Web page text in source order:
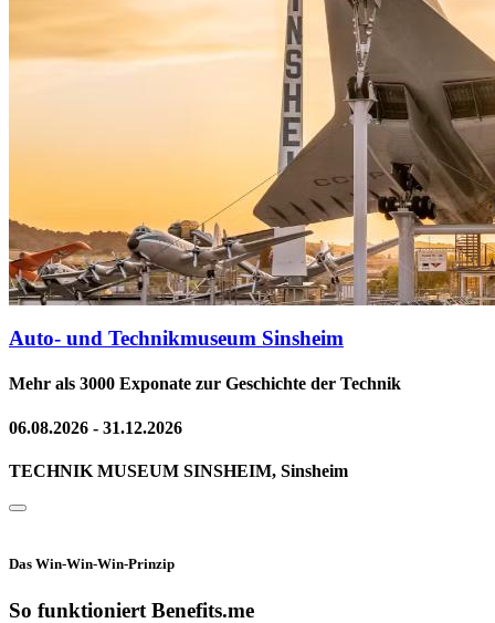
Auto- und Technikmuseum Sinsheim
Mehr als 3000 Exponate zur Geschichte der Technik
06.08.2026 - 31.12.2026
TECHNIK MUSEUM SINSHEIM, Sinsheim
Das Win-Win-Win-Prinzip
So funktioniert Benefits.me